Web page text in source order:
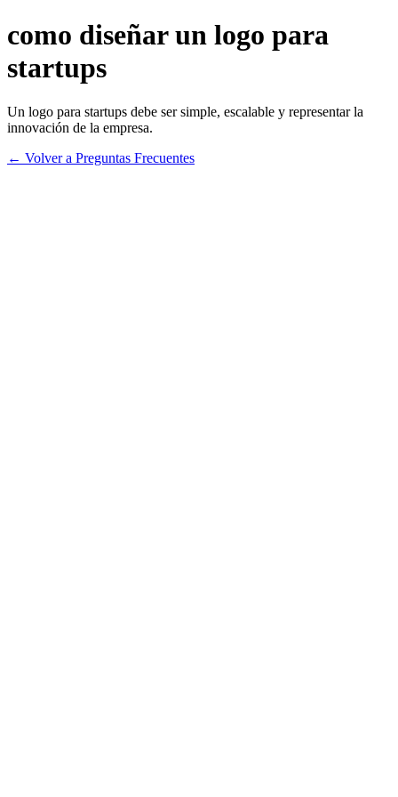
como diseñar un logo para
startups
Un logo para startups debe ser simple, escalable y representar la
innovación de la empresa.
← Volver a Preguntas Frecuentes